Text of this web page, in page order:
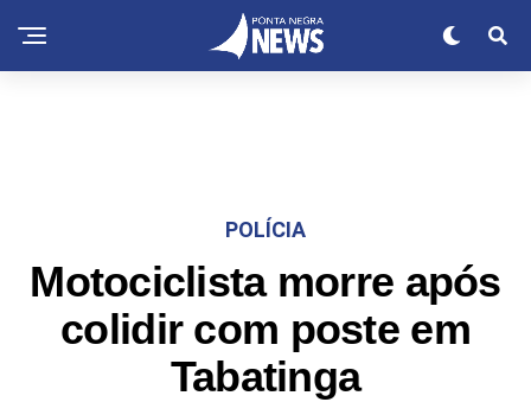
POLÍCIA
Motociclista morre após
colidir com poste em
Tabatinga